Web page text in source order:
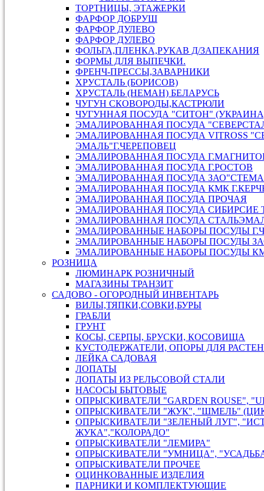
ТОРТНИЦЫ, ЭТАЖЕРКИ
ФАРФОР ДОБРУШ
ФАРФОР ДУЛЕВО
ФАРФОР ДУЛЕВО
ФОЛЬГА,ПЛЕНКА,РУКАВ Д/ЗАПЕКАНИЯ
ФОРМЫ ДЛЯ ВЫПЕЧКИ.
ФРЕНЧ-ПРЕССЫ,ЗАВАРНИКИ
ХРУСТАЛЬ (БОРИСОВ)
ХРУСТАЛЬ (НЕМАН) БЕЛАРУСЬ
ЧУГУН СКОВОРОДЫ,КАСТРЮЛИ
ЧУГУННАЯ ПОСУДА "СИТОН"
ЭМАЛИРОВАННАЯ ПОСУДА
ЭМАЛИРОВАННАЯ ПОСУДА VITROSS
ЭМАЛЬ"Г.ЧЕРЕПОВЕЦ
ЭМАЛИРОВАННАЯ ПОСУДА
ЭМАЛИРОВАННАЯ ПОСУДА Г.РОСТОВ
ЭМАЛИРОВАННАЯ ПОСУДА
ЭМАЛИРОВАННАЯ ПОСУДА КМК
ЭМАЛИРОВАННАЯ ПОСУДА ПРОЧАЯ
ЭМАЛИРОВАННАЯ ПОСУДА СИБИРСИЕ
ЭМАЛИРОВАННАЯ ПОСУДА
ЭМАЛИРОВАННЫЕ НАБОРЫ ПОСУДЫ
ЭМАЛИРОВАННЫЕ НАБОРЫ ПОСУДЫ
ЭМАЛИРОВАННЫЕ НАБОРЫ ПОСУДЫ
РОЗНИЦА
ЛЮМИНАРК РОЗНИЧНЫЙ
МАГАЗИНЫ ТРАНЗИТ
САДОВО - ОГОРОДНЫЙ ИНВЕНТАРЬ
ВИЛЫ,ТЯПКИ,СОВКИ,БУРЫ
ГРАБЛИ
ГРУНТ
КОСЫ, СЕРПЫ, БРУСКИ, КОСОВИЩА
КУСТОДЕРЖАТЕЛИ, ОПОРЫ ДЛЯ
ЛЕЙКА САДОВАЯ
ЛОПАТЫ
ЛОПАТЫ ИЗ РЕЛЬСОВОЙ СТАЛИ
НАСОСЫ БЫТОВЫЕ
ОПРЫСКИВАТЕЛИ "GARDEN ROUSE",
ОПРЫСКИВАТЕЛИ "ЖУК", "ШМЕЛЬ"
ОПРЫСКИВАТЕЛИ "ЗЕЛЕНЫЙ ЛУГ",
ЖУКА","КОЛОРАДО"
ОПРЫСКИВАТЕЛИ "ЛЕМИРА"
ОПРЫСКИВАТЕЛИ "УМНИЦА",
ОПРЫСКИВАТЕЛИ ПРОЧЕЕ
ОЦИНКОВАННЫЕ ИЗДЕЛИЯ
ПАРНИКИ И КОМПЛЕКТУЮЩИЕ